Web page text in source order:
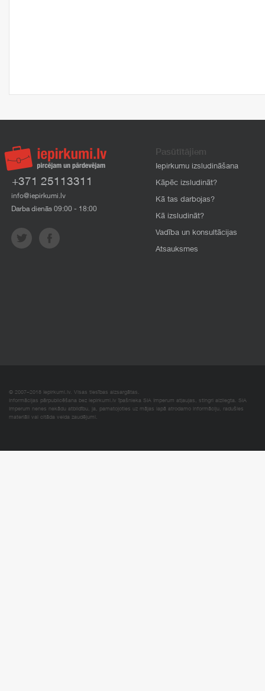
+371 25113311
info@iepirkumi.lv
Darba dienās 09:00 - 18:00
Pasūtītājiem
Iepirkumu izsludināšana
Kāpēc izsludināt?
Kā tas darbojas?
Kā izsludināt?
Vadība un konsultācijas
Atsauksmes
© 2007–2018 Iepirkumi.lv. Visas tiesības aizsargātas.
Informācijas pārpublicēšana bez iepirkumi.lv īpašnieka SIA Imperum atļaujas, stingri aizliegta. SIA
Imperum nenes nekādu atbildību, ja, pamatojoties uz mājas lapā atrodamo informāciju, radušies
materiāli vai citāda veida zaudējumi.